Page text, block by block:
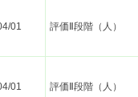
01 評価Ⅱ段階（人）
01 評価Ⅱ段階（人）